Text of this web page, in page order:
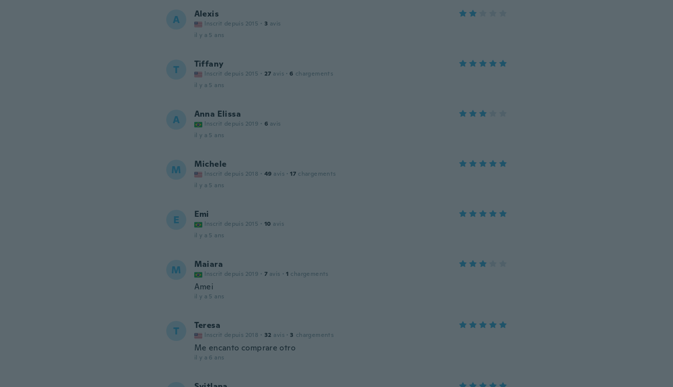
A Alexis
Inscrit depuis 2015 · 3 avis
il y a 5 ans
T Tiffany
Inscrit depuis 2015 · 27 avis · 6 chargements
il y a 5 ans
A Anna Elissa
Inscrit depuis 2019 · 6 avis
il y a 5 ans
M Michele
Inscrit depuis 2018 · 49 avis · 17 chargements
il y a 5 ans
E Emi
Inscrit depuis 2015 · 10 avis
il y a 5 ans
M Maiara
Inscrit depuis 2019 · 7 avis · 1 chargements
Amei
il y a 5 ans
T Teresa
Inscrit depuis 2018 · 32 avis · 3 chargements
Me encanto comprare otro
il y a 6 ans